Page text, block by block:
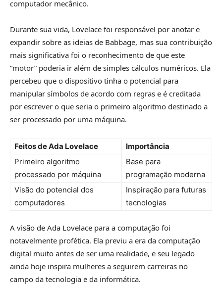
computador mecânico.
Durante sua vida, Lovelace foi responsável por anotar e
expandir sobre as ideias de Babbage, mas sua contribuição
mais significativa foi o reconhecimento de que este
“motor” poderia ir além de simples cálculos numéricos. Ela
percebeu que o dispositivo tinha o potencial para
manipular símbolos de acordo com regras e é creditada
por escrever o que seria o primeiro algoritmo destinado a
ser processado por uma máquina.
Feitos de Ada Lovelace
Importância
Primeiro algoritmo
processado por máquina
Base para
programação moderna
Visão do potencial dos
computadores
Inspiração para futuras
tecnologias
A visão de Ada Lovelace para a computação foi
notavelmente profética. Ela previu a era da computação
digital muito antes de ser uma realidade, e seu legado
ainda hoje inspira mulheres a seguirem carreiras no
campo da tecnologia e da informática.